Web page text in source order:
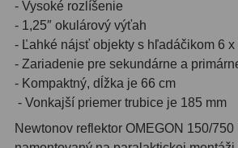
Azimutálne AZ5
Equatoriálne EQ19
Fotografické montáže5
Statívy a piliere 3
- Vysoké rozlíšenie
- 1,25″ okulárový výťah
- Ľahké nájsť objekty s hľadáčikom 6 x
- Zariadenie pre sekundárne a
- Kompaktný, dĺžka je 66 cm
- Vonkajší priemer trubice je 185 mm
Newtonov reflektor OMEGON 150/750